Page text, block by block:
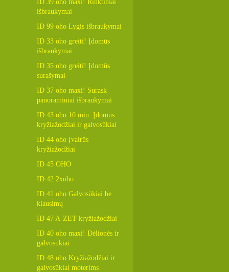
ID 39 oho maxi! Rinktiniai
išbraukymai
ID 99 oho Lygis išbraukymai
ID 33 oho greiti! Įdomūs
išbraukymai
ID 35 oho greiti! Įdomūs
surašymai
ID 37 oho maxi! Surask
panoraminiai išbraukymai
ID 43 oho 10 min. Įdomūs
kryžiažodžiai ir galvosūkiai
ID 44 oho Įvairūs
kryžiažodžiai
ID 45 OHO
ID 42 2xoho
ID 41 oho Galvosūkiai be
klausimų
ID 47 A-ZET kryžiažodžiai
ID 40 oho maxi! Dėlionės ir
galvosūkiai
ID 48 oho Kryžiažodžiai ir
galvosūkiai moterims